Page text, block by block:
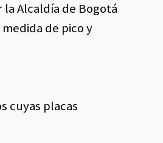
Alcaldía de Bogotá
medida de pico y
cuyas placas